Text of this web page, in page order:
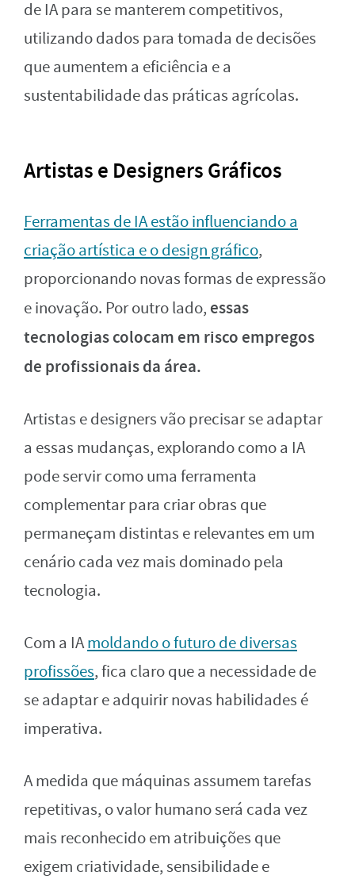
de IA para se manterem competitivos,
utilizando dados para tomada de decisões
que aumentem a eficiência e a
sustentabilidade das práticas agrícolas.
Artistas e Designers Gráficos
Ferramentas de IA estão influenciando a
criação artística e o design gráfico,
proporcionando novas formas de expressão
e inovação. Por outro lado, essas
tecnologias colocam em risco empregos
de profissionais da área.
Artistas e designers vão precisar se adaptar
a essas mudanças, explorando como a IA
pode servir como uma ferramenta
complementar para criar obras que
permaneçam distintas e relevantes em um
cenário cada vez mais dominado pela
tecnologia.
Com a IAmoldando o futuro de diversas
profissões, fica claro que a necessidade de
se adaptar e adquirir novas habilidades é
imperativa.
A medida que máquinas assumem tarefas
repetitivas, o valor humano será cada vez
mais reconhecido em atribuições que
exigem criatividade, sensibilidade e